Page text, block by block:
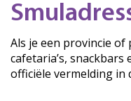
Als je een provincie of
cafetaria’s,
officiële vermelding in